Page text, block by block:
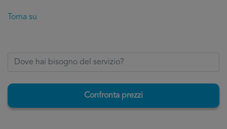
Torna su
Confronta prezzi